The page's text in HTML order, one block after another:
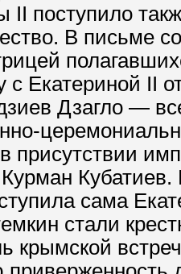
II поступило
В письме
с Екатериной II
Дзагло —
присутствии
сама
стали
крымской